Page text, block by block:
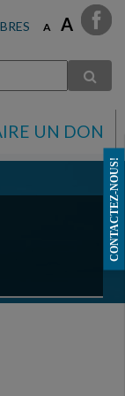
CONTACTEZ-NOUS!
A A
UN DON